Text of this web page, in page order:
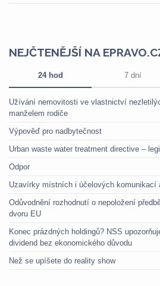
NEJČTENĚJŠÍ NA
24 hod 7 dní
Užívání nemovitosti ve vlastnictví
manželem rodiče
Výpověď pro nadbytečnost
Urban waste water treatment directive –
Odpor
Uzavírky místních i účelových komunikací
Odůvodnění rozhodnutí o nepoložení
dvoru EU
Konec prázdných holdingů? NSS
dividend bez ekonomického důvodu
Než se upíšete do reality show